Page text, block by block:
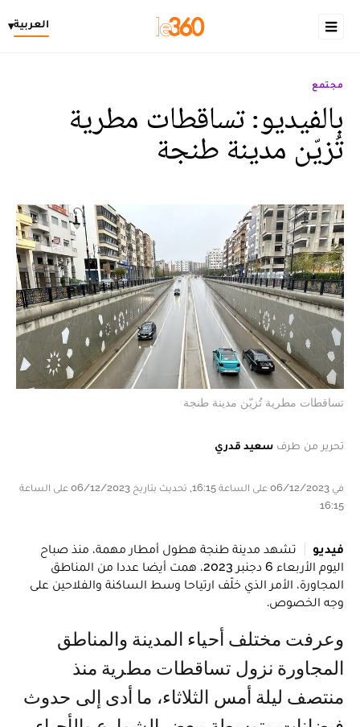
العربية▾
مجتمع
بالفيديو: تساقطات مطرية
تُزيّن مدينة طنجة
تساقطات مطرية تُزيّن مدينة طنجة
تحرير من طرف سعيد قدري
في 06/12/2023 على الساعة 16:15, تحديث بتاريخ 06/12/2023 على الساعة
16:15
فيديو
تشهد مدينة طنجة هطول أمطار مهمة، منذ صباح
اليوم الأربعاء 6 دجنبر 2023، همت أيضا عددا من المناطق
المجاورة، الأمر الذي خلّف ارتياحا وسط الساكنة والفلاحين على
وجه الخصوص.
وعرفت مختلف أحياء المدينة والمناطق
المجاورة نزول تساقطات مطرية منذ
منتصف ليلة أمس الثلاثاء، ما أدى إلى حدوث